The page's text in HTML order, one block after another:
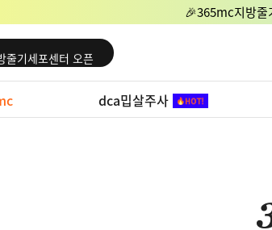
🎉365mc지방줄
줄기세포센터 오픈
줄기세포센터 오픈
줄기세포센터 오픈
LA점 오픈
dca밉살주사